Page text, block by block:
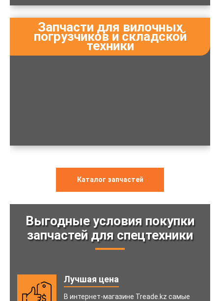
Запчасти для вилочных
погрузчиков и складской
техники
Каталог запчастей
Выгодные условия покупки
запчастей для спецтехники
Лучшая цена
В интернет-магазине Treade.kz самые